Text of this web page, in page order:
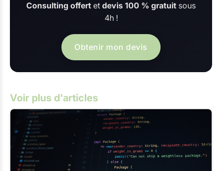
Consulting offert et devis 100 % gratuit sous
4h !
Obtenir mon devis
Voir plus d'articles